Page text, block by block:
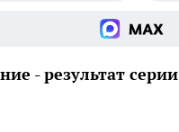
- результат